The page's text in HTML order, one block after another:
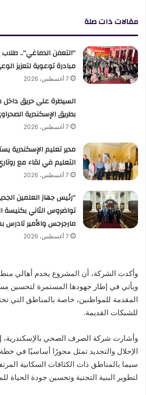
مقالات ذات صلة
“التعفن الدماغي”.. طلاب
مبادرة توعوية لتعزيز
7 أغسطس، 2026
السيطرة على حريق داخل
بطريق الإسكندرية
7 أغسطس، 2026
مدير تعليم الإسكندرية
التعليم في لقاء مع
7 أغسطس، 2026
“رئيس جهاز العلمين
تواضروس الثاني بكنيسة
مارجرجس والأمير تادرس
7 أغسطس، 2026
وأكدت الشركة، أن المشروع يخدم أهالي
ويأتي في إطار جهودها المستمرة لتحسين
المقدمة للمواطنين، خاصة بالمناطق التي
للشبكات القديمة.
وأشارت شركة الصرف الصحي
الإحلال والتجديد تمثل محورًا أساسيًا في خطة
سيما بالمناطق ذات الكثافات السكانية
لتطوير البنية التحتية وتحسين جودة الحياة